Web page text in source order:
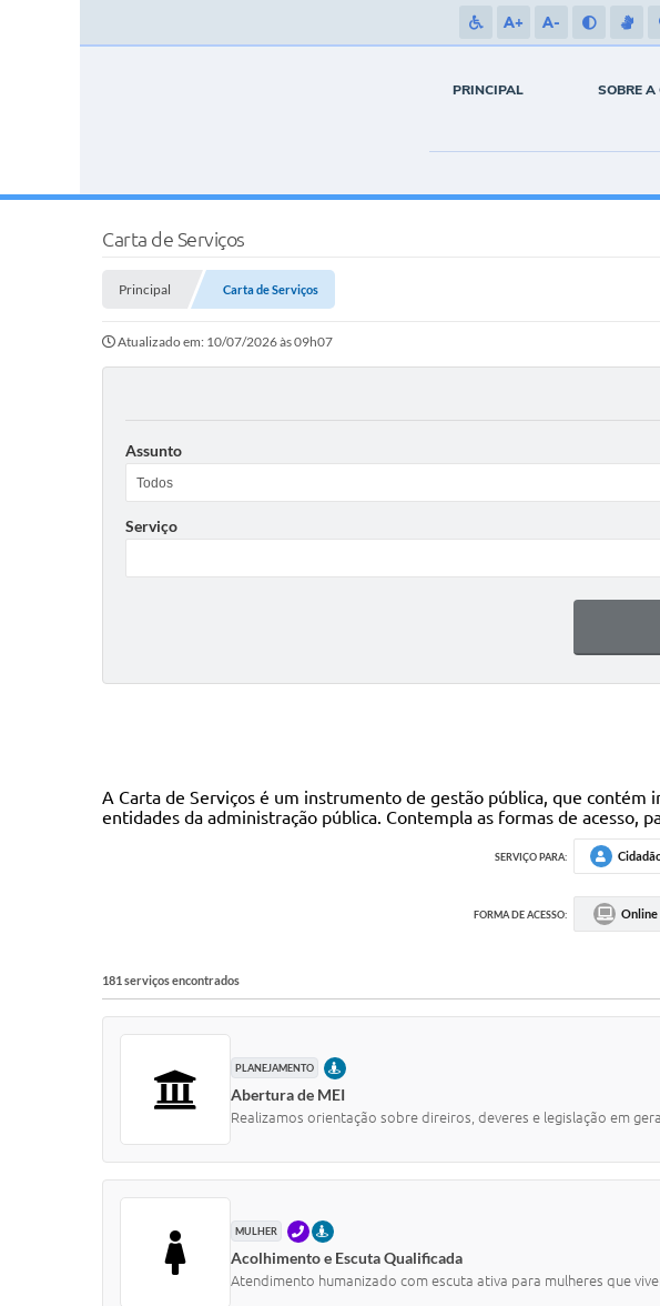
A+ A-
PRINCIPAL SOBRE A
Carta de Serviços
Principal Carta de Serviços
Atualizado em: 10/07/2026 às 09h07
Assunto
Serviço
A Carta de Serviços é um instrumento de gestão pública, que
entidades da administração pública. Contempla as formas de acesso,
SERVIÇO PARA:
FORMA DE ACESSO: Online
181 serviços encontrados
PLANEJAMENTO PRESENCIAL
Abertura de MEI
Realizamos orientação sobre direiros, deveres e legislação em
MULHER TELEFONEPRESENCIAL
Acolhimento e Escuta Qualificada
Atendimento humanizado com escuta ativa para mulheres que